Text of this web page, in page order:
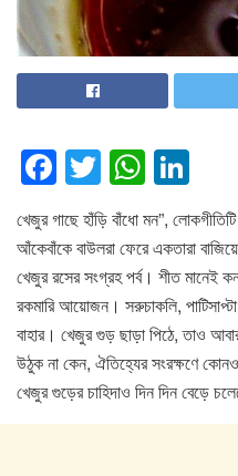
F
a
c
e
b
o
o
k
T
wi
tt
er
W
h
at
s
A
p
p
n
k
e
dI
n
খেজুর গাছে হাঁড়ি বাঁধো মন”,
আঁকেবাঁকে বাউলরা ফেরে একতারা
খেজুর রসের সংগ্রহ পর্ব। শীত মানেই
রকমারি আয়োজন। সরুচাকলি,
বাহার। খেজুর গুড় ছাড়া পিঠে, তাও
উঠুক না কেন, ঐতিহ্যের সংরক্ষণে
খেজুর গুড়ের চাহিদাও দিন দিন বেড়ে